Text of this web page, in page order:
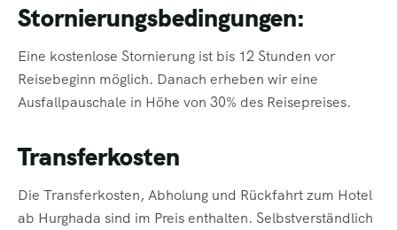
Stornierungsbedingungen:
Eine kostenlose Stornierung ist bis 12 Stunden vor
Reisebeginn möglich. Danach erheben wir eine
Ausfallpauschale in Höhe von 30% des Reisepreises.
Transferkosten
Die Transferkosten, Abholung und Rückfahrt zum Hotel
ab Hurghada sind im Preis enthalten. Selbstverständlich